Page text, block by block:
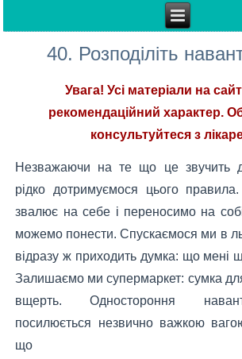
40. Розподіліть
Увага! Усі матеріали на
рекомендаційний характер.
консультуйтеся з
Незважаючи на те що це звучить
рідко дотримуємося цього
звалює на себе і переносимо на собі
можемо понести. Спускаємося ми в
відразу ж приходить думка: що мені
Залишаємо ми супермаркет: сумка
вщерть. Одностороння
посилюється незвично важкою
що